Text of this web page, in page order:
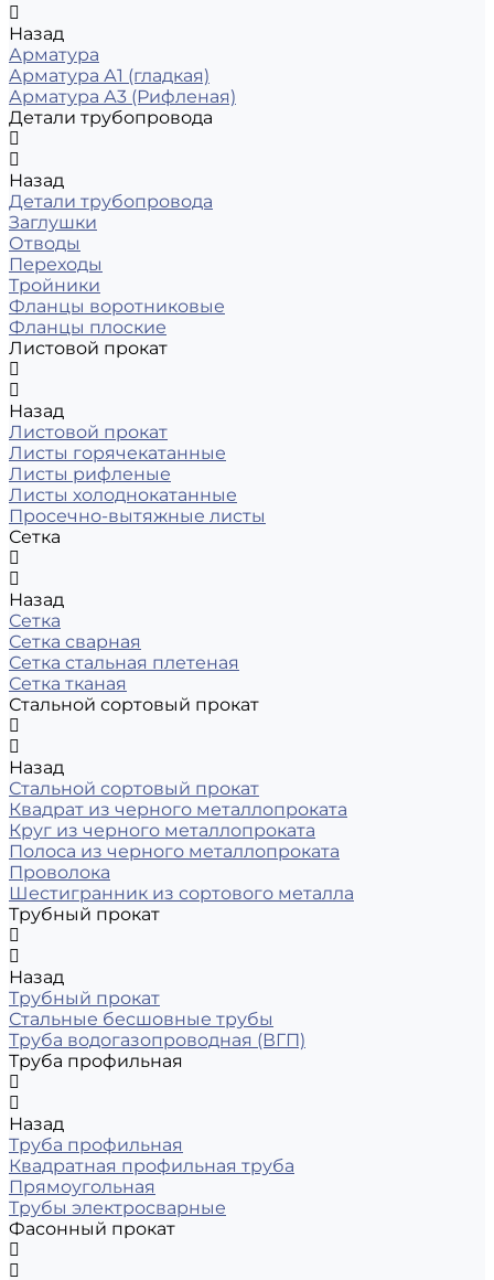
Назад
Арматура
Арматура А1 (гладкая)
Арматура А3 (Рифленая)
Детали трубопровода
Назад
Детали трубопровода
Заглушки
Отводы
Переходы
Тройники
Фланцы воротниковые
Фланцы плоские
Листовой прокат
Назад
Листовой прокат
Листы горячекатанные
Листы рифленые
Листы холоднокатанные
Просечно-вытяжные листы
Сетка
Назад
Сетка
Сетка сварная
Сетка стальная плетеная
Сетка тканая
Стальной сортовый прокат
Назад
Стальной сортовый прокат
Квадрат из черного металлопроката
Круг из черного металлопроката
Полоса из черного металлопроката
Проволока
Шестигранник из сортового металла
Трубный прокат
Назад
Трубный прокат
Стальные бесшовные трубы
Труба водогазопроводная (ВГП)
Труба профильная
Назад
Труба профильная
Квадратная профильная труба
Прямоугольная
Трубы электросварные
Фасонный прокат